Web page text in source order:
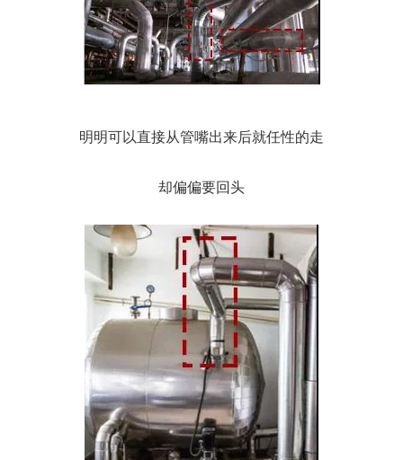
明明可以直接从管嘴出来后就任性的走
却偏偏要回头